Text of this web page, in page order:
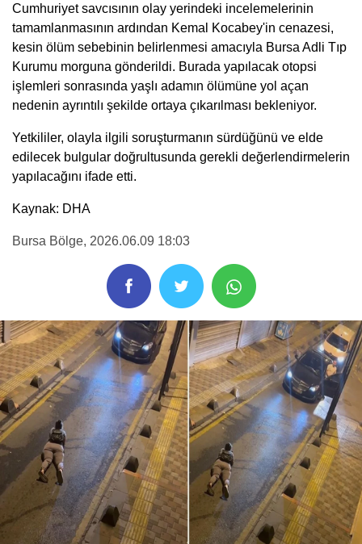
Cumhuriyet savcısının olay yerindeki incelemelerinin
tamamlanmasının ardından Kemal Kocabey'in cenazesi,
kesin ölüm sebebinin belirlenmesi amacıyla Bursa Adli Tıp
Kurumu morguna gönderildi. Burada yapılacak otopsi
işlemleri sonrasında yaşlı adamın ölümüne yol açan
nedenin ayrıntılı şekilde ortaya çıkarılması bekleniyor.
Yetkililer, olayla ilgili soruşturmanın sürdüğünü ve elde
edilecek bulgular doğrultusunda gerekli değerlendirmelerin
yapılacağını ifade etti.
Kaynak: DHA
Bursa Bölge, 2026.06.09 18:03